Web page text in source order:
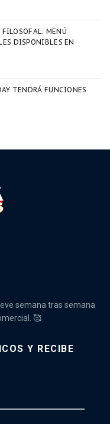
FILOSOFAL: MENÚ
DISPONIBLES EN
TENDRÁ FUNCIONES
semana tras semana
🥰
Y RECIBE